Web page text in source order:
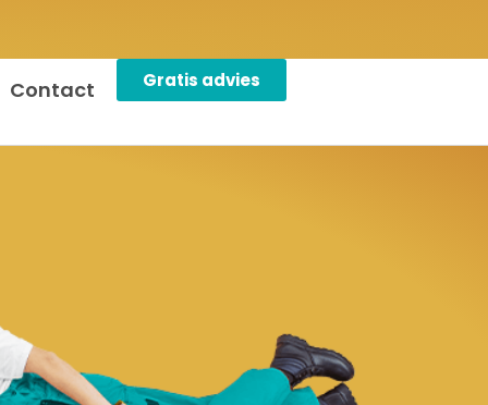
Contact Gratis advies